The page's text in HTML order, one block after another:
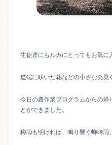
生徒達にもルカにとってもお気に
道端に咲いた花などの小さな発見
今日の農作業プログラムからの帰
とができました。
梅雨も明ければ、鳴り響く蝉時雨。